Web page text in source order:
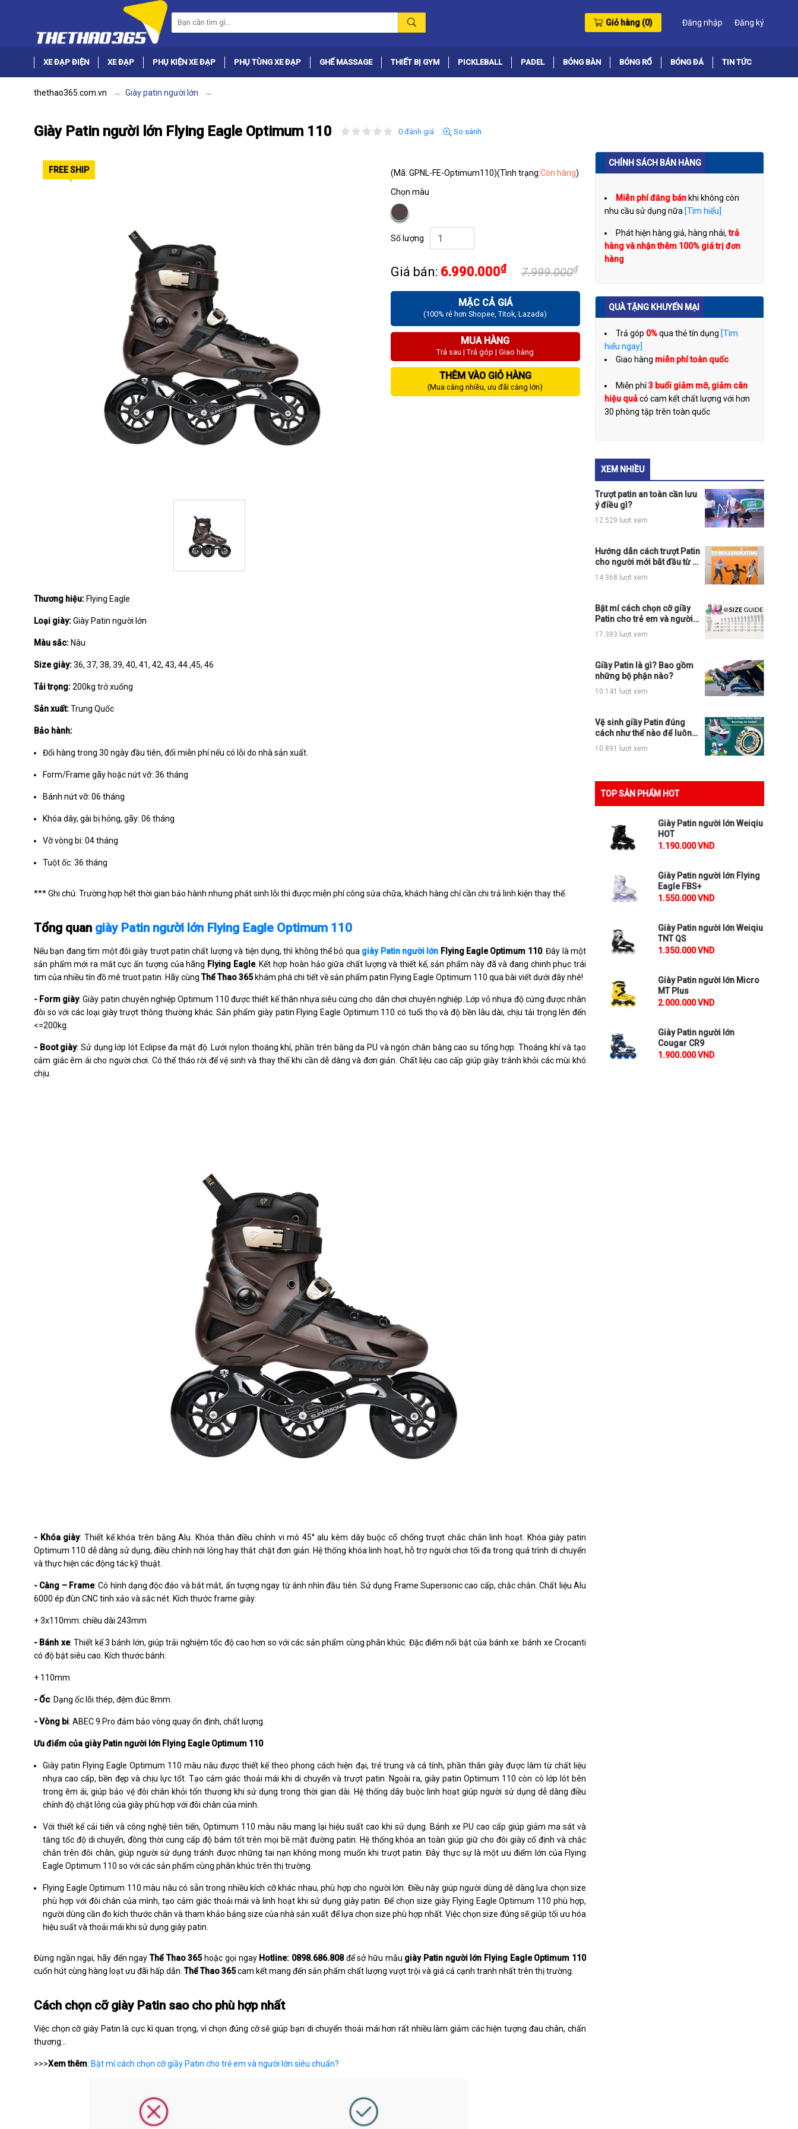
Giỏ hàng (0) Đăng nhập Đăng ký
XE ĐẠP ĐIỆN XE ĐẠP PHỤ KIỆN XE ĐẠP PHỤ TÙNG XE ĐẠP GHẾ MASSAGE THIẾT BỊ GYM PICKLEBALL PADEL BÓNG BÀN BÓNG RỔ BÓNG ĐÁ TIN TỨC
thethao365.com.vn Giày patin người lớn
Giày Patin người lớn Flying Eagle Optimum 110 0 đánh giá So sánh
FREE SHIP (Mã: GPNL-FE-Optimum110)(Tình trạng:Còn hàng)
Chọn màu
Số lượng
Giá bán: 6.990.000₫ 7.999.000₫
MẶC CẢ GIÁ
(100% rẻ hơn Shopee, Titok, Lazada)
MUA HÀNG
Trả sau | Trả góp | Giao hàng
THÊM VÀO GIỎ HÀNG
(Mua càng nhiều, ưu đãi càng lớn)
Thương hiệu: Flying Eagle
Loại giày:Giày Patin người lớn
Màu sắc: Nâu
Size giày:36, 37, 38, 39, 40, 41, 42, 43, 44 ,45, 46
Tải trọng:200kg trở xuống
Sản xuất:Trung Quốc
Bảo hành:
Đổi hàng trong 30 ngày đầu tiên, đổi miễn phí nếu có lỗi do nhà sản xuất.
Form/Frame gãy hoặc nứt vỡ: 36 tháng
Bánh nứt vỡ: 06 tháng
Khóa dây, gài bị hỏng, gãy: 06 tháng
Vỡ vòng bi: 04 tháng
Tuột ốc: 36 tháng
*** Ghi chú: Trường hợp hết thời gian bảo hành nhưng phát sinh lỗi thì được miễn phí công sửa chữa, khách hàng chỉ cần chi trả linh kiện thay thế.
Tổng quan giày Patin người lớn Flying Eagle Optimum 110
Nếu bạn đang tìm một đôi giày trượt patin chất lượng và tiện dụng, thì không thể bỏ qua giày Patin người lớn Flying Eagle Optimum 110. Đây là một
sản phẩm mới ra mắt cực ấn tượng của hãng Flying Eagle. Kết hợp hoàn hảo giữa chất lượng và thiết kế, sản phẩm này đã và đang chinh phục trái
tim của nhiều tín đồ mê truot patin. Hãy cùngThể Thao 365khám phá chi tiết về sản phẩm patin Flying Eagle Optimum 110 qua bài viết dưới đây nhé!
- Form giày: Giày patin chuyên nghiệp Optimum 110 được thiết kế thân nhựa siêu cứng cho dân chơi chuyên nghiệp. Lớp vỏ nhựa độ cứng được nhân
đôi so với các loại giày trượt thông thường khác. Sản phẩm giày patin Flying Eagle Optimum 110 có tuổi thọ và độ bền lâu dài, chịu tải trọng lên đến
<=200kg.
- Boot giày: Sử dụng lớp lót Eclipse đa mật độ. Lưới nylon thoáng khí, phần trên bằng da PU và ngón chân bằng cao su tổng hợp. Thoáng khí và tạo
cảm giác êm ái cho người chơi. Có thể tháo rời để vệ sinh và thay thế khi cần dễ dàng và đơn giản. Chất liệu cao cấp giúp giày tránh khỏi các mùi khó
chịu.
- Khóa giày: Thiết kế khóa trên bằng Alu. Khóa thân điều chỉnh vi mô 45° alu kèm dây buộc cổ chống trượt chắc chắn linh hoạt. Khóa giày patin
Optimum 110 dễ dàng sử dụng, điều chỉnh nới lỏng hay thắt chặt đơn giản. Hệ thống khóa linh hoạt, hỗ trợ người chơi tối đa trong quá trình di chuyển
và thực hiện các động tác kỹ thuật.
- Càng – Frame: Có hình dạng độc đáo và bắt mắt, ấn tượng ngay từ ánh nhìn đầu tiên. Sử dụng Frame Supersonic cao cấp, chắc chắn. Chất liệu Alu
6000 ép đùn CNC tinh xảo và sắc nét. Kích thước frame giày:
+ 3x110mm: chiều dài 243mm
- Bánh xe: Thiết kế 3 bánh lớn, giúp trải nghiệm tốc độ cao hơn so với các sản phẩm cùng phân khúc. Đặc điểm nổi bật của bánh xe: bánh xe Crocanti
có độ bật siêu cao. Kích thước bánh:
+ 110mm
- Ốc: Dạng ốc lõi thép, đệm đúc 8mm.
- Vòng bi: ABEC 9 Pro đảm bảo vòng quay ổn định, chất lượng.
Ưu điểm của giày Patin người lớn Flying Eagle Optimum 110
Giày patin Flying Eagle Optimum 110 màu nâu được thiết kế theo phong cách hiện đại, trẻ trung và cá tính, phần thân giày được làm từ chất liệu
nhựa cao cấp, bền đẹp và chịu lực tốt. Tạo cảm giác thoải mái khi di chuyển và trượt patin. Ngoài ra, giày patin Optimum 110 còn có lớp lót bên
trong êm ái, giúp bảo vệ đôi chân khỏi tổn thương khi sử dụng trong thời gian dài. Hệ thống dây buộc linh hoạt giúp người sử dụng dễ dàng điều
chỉnh độ chặt lỏng của giày phù hợp với đôi chân của mình.
Với thiết kế cải tiến và công nghệ tiên tiến, Optimum 110 màu nâu mang lại hiệu suất cao khi sử dụng. Bánh xe PU cao cấp giúp giảm ma sát và
tăng tốc độ di chuyển, đồng thời cung cấp độ bám tốt trên mọi bề mặt đường patin. Hệ thống khóa an toàn giúp giữ cho đôi giày cố định và chắc
chắn trên đôi chân, giúp người sử dụng tránh được những tai nạn không mong muốn khi trượt patin. Đây thực sự là một ưu điểm lớn của Flying
Eagle Optimum 110 so với các sản phẩm cùng phân khúc trên thị trường.
Flying Eagle Optimum 110 màu nâu có sẵn trong nhiều kích cỡ khác nhau, phù hợp cho người lớn. Điều này giúp người dùng dễ dàng lựa chọn size
phù hợp với đôi chân của mình, tạo cảm giác thoải mái và linh hoạt khi sử dụng giày patin. Để chọn size giày Flying Eagle Optimum 110 phù hợp,
người dùng cần đo kích thước chân và tham khảo bảng size của nhà sản xuất để lựa chọn size phù hợp nhất. Việc chọn size đúng sẽ giúp tối ưu hóa
hiệu suất và thoải mái khi sử dụng giày patin.
Đừng ngần ngại, hãy đến ngayThể Thao 365hoặc gọi ngay Hotline: 0898.686.808để sở hữu mẫu giày Patin người lớn Flying Eagle Optimum 110
cuốn hút cùng hàng loạt ưu đãi hấp dẫn.Thể Thao 365cam kết mang đến sản phẩm chất lượng vượt trội và giá cả cạnh tranh nhất trên thị trường.
Cách chọn cỡ giày Patin sao cho phù hợp nhất
Việc chọn cỡ giày Patin là cực kì quan trọng, vì chọn đúng cỡ sẽ giúp bạn di chuyển thoải mái hơn rất nhiều làm giảm các hiện tượng đau chân, chấn
thương...
>>>Xem thêm: Bật mí cách chọn cỡ giầy Patin cho trẻ em và người lớn siêu chuẩn?
CHÍNH SÁCH BÁN HÀNG
Miễn phí đăng bán khi không còn
nhu cầu sử dụng nữa [Tìm hiểu]
Phát hiện hàng giả, hàng nhái,trả
hàng và nhận thêm 100% giá trị đơn
hàng
QUÀ TẶNG KHUYẾN MẠI
Trả góp 0%qua thẻ tín dụng [Tìm
hiểu ngay]
Giao hàng miễn phí toàn quốc
Miễn phí3 buổi giảm mỡ, giảm cân
hiệu quảcó cam kết chất lượng với hơn
30 phòng tập trên toàn quốc
XEM NHIỀU
Trượt patin an toàn cần lưu
ý điều gì?
12.529 lượt xem
Hướng dẫn cách trượt Patin
cho người mới bắt đầu từ A
- Z
14.368 lượt xem
Bật mí cách chọn cỡ giầy
Patin cho trẻ em và người
lớn siêu chuẩn?
17.393 lượt xem
Giầy Patin là gì? Bao gồm
những bộ phận nào?
10.141 lượt xem
Vệ sinh giầy Patin đúng
cách như thế nào để luôn
mới và đẹp
10.891 lượt xem
TOP SẢN PHẨM HOT
Giày Patin người lớn Weiqiu
HOT
1.190.000 VND
Giày Patin người lớn Flying
Eagle FBS+
1.550.000 VND
Giày Patin người lớn Weiqiu
TNT QS
1.350.000 VND
Giày Patin người lớn Micro
MT Plus
2.000.000 VND
Giày Patin người lớn
Cougar CR9
1.900.000 VND